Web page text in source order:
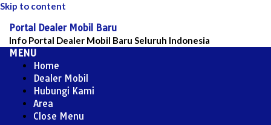
Skip to content
Portal Dealer Mobil Baru
Info Portal Dealer Mobil Baru Seluruh Indonesia
MENU
Home
Dealer Mobil
Hubungi Kami
Area
Close Menu